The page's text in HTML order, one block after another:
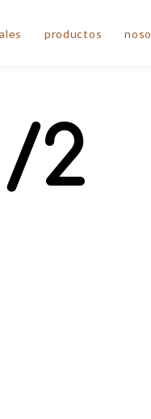
productos
2